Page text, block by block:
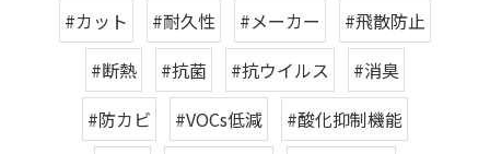
#カット
#耐久性 #メーカー
#飛散防止
#断熱
#抗菌 #抗ウイルス
#消臭
#防カビ
#VOCs低減
#酸化抑制機能